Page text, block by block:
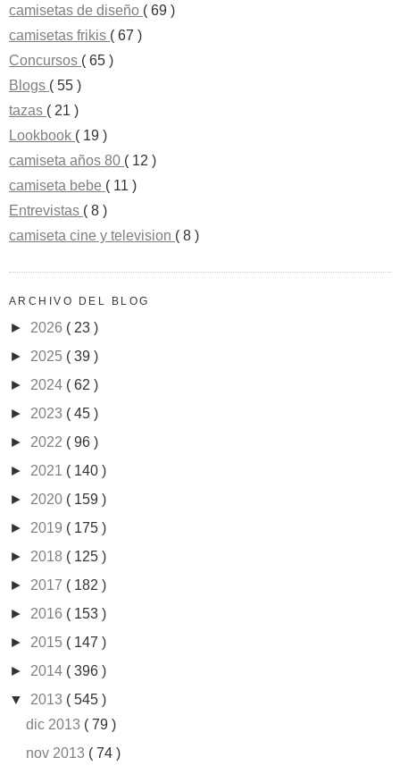
camisetas de diseño ( 69 )
camisetas frikis ( 67 )
Concursos ( 65 )
Blogs ( 55 )
tazas ( 21 )
Lookbook ( 19 )
camiseta años 80 ( 12 )
camiseta bebe ( 11 )
Entrevistas ( 8 )
camiseta cine y television ( 8 )
ARCHIVO DEL BLOG
► 2026 ( 23 )
► 2025 ( 39 )
► 2024 ( 62 )
► 2023 ( 45 )
► 2022 ( 96 )
► 2021 ( 140 )
► 2020 ( 159 )
► 2019 ( 175 )
► 2018 ( 125 )
► 2017 ( 182 )
► 2016 ( 153 )
► 2015 ( 147 )
► 2014 ( 396 )
▼ 2013 ( 545 )
dic 2013 ( 79 )
nov 2013 ( 74 )